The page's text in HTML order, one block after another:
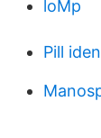
loMp
Pill